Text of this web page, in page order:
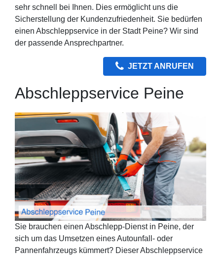
sehr schnell bei Ihnen. Dies ermöglicht uns die
Sicherstellung der Kundenzufriedenheit. Sie bedürfen
einen Abschleppservice in der Stadt Peine? Wir sind
der passende Ansprechpartner.
JETZT ANRUFEN
Abschleppservice Peine
Sie brauchen einen Abschlepp-Dienst in Peine, der
sich um das Umsetzen eines Autounfall- oder
Pannenfahrzeugs kümmert? Dieser Abschleppservice